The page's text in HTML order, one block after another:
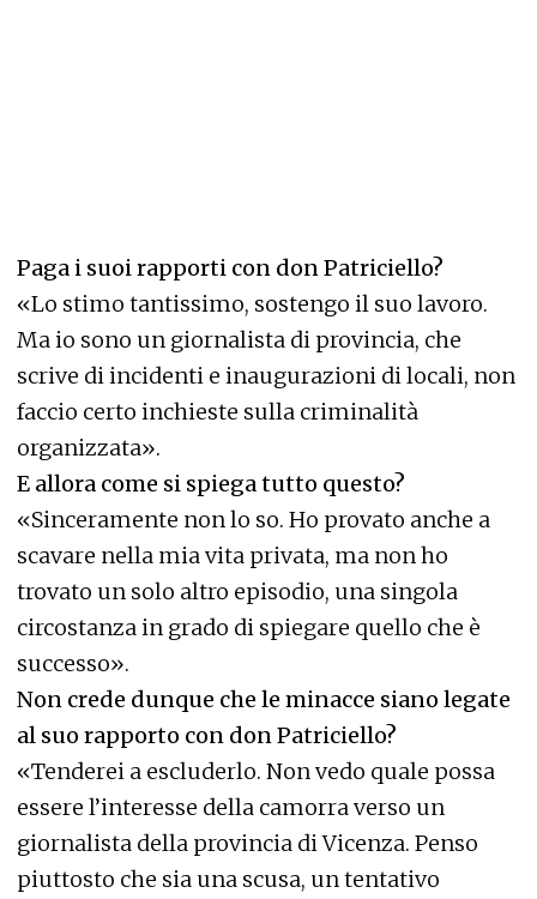
Paga i suoi rapporti con don Patriciello?
«Lo stimo tantissimo, sostengo il suo lavoro.
Ma io sono un giornalista di provincia, che
scrive di incidenti e inaugurazioni di locali, non
faccio certo inchieste sulla criminalità
organizzata».
E allora come si spiega tutto questo?
«Sinceramente non lo so. Ho provato anche a
scavare nella mia vita privata, ma non ho
trovato un solo altro episodio, una singola
circostanza in grado di spiegare quello che è
successo».
Non crede dunque che le minacce siano legate
al suo rapporto con don Patriciello?
«Tenderei a escluderlo. Non vedo quale possa
essere l’interesse della camorra verso un
giornalista della provincia di Vicenza. Penso
piuttosto che sia una scusa, un tentativo